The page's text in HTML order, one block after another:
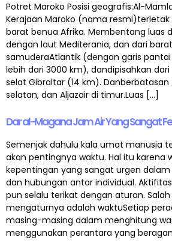
Potret Maroko Posisi geografis:Al-
Kerajaan Maroko (nama
barat benua Afrika. Membentang luas
dengan laut Mediterania, dan dari
samuderaAtlantik (dengan garis
lebih dari 3000 km), dandipisahkan
selat Gibraltar (14 km).
selatan, dan Aljazair di timur.Luas […]
Dar al-Magana Jam Air Yang Sangat
Semenjak dahulu kala umat manusia
akan pentingnya waktu. Hal itu karena
kepentingan yang sangat urgen
dan hubungan antar individual.
pun selalu terikat dengan aturan.
mengaturnya adalah waktuSetiap
masing-masing dalam menghitung
menggunakan perantara yang